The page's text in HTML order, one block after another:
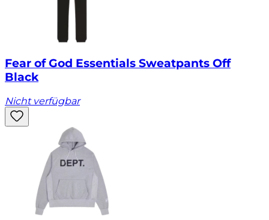
Fear of God Essentials Sweatpants Off
Black
Nicht verfügbar